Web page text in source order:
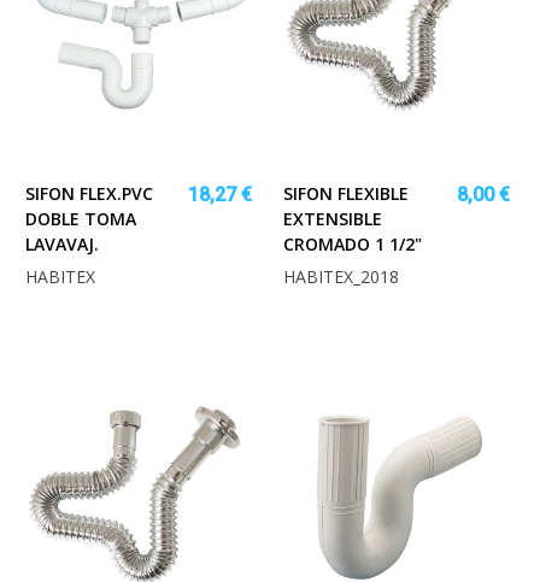
SIFON FLEX.PVC
DOBLE TOMA
LAVAVAJ.
18,27 €
HABITEX
SIFON FLEXIBLE
EXTENSIBLE
CROMADO 1 1/2"
8,00 €
HABITEX_2018